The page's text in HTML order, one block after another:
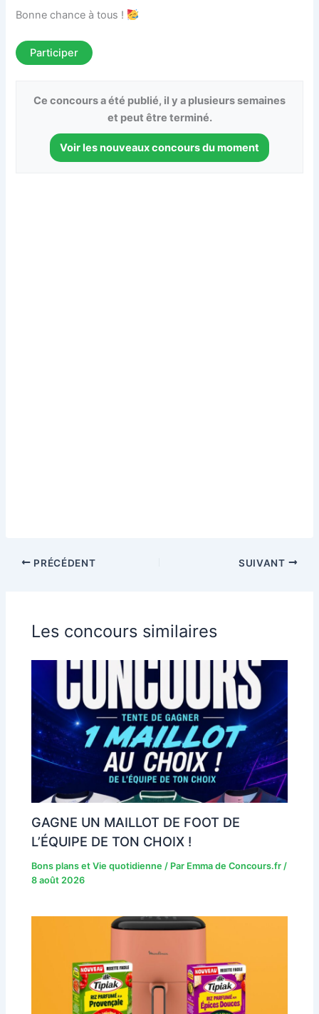
Bonne chance à tous !
Participer
Ce concours a été publié, il y a plusieurs semaines
et peut être terminé.
Voir les nouveaux concours du moment
PRÉCÉDENT SUIVANT
Les concours similaires
GAGNE UN MAILLOT DE FOOT DE
L’ÉQUIPE DE TON CHOIX !
Bons plans et Vie quotidienne / Par Emma de Concours.fr/
8 août 2026